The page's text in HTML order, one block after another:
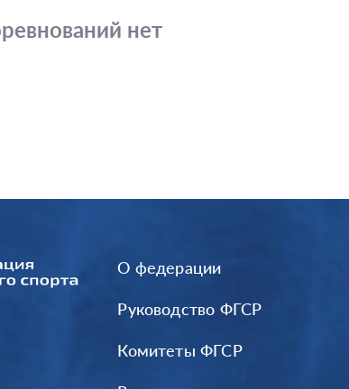
нет
О федерации
Руководство ФГСР
Комитеты ФГСР